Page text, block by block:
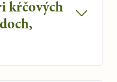
kŕčových
ťažkých nôh,